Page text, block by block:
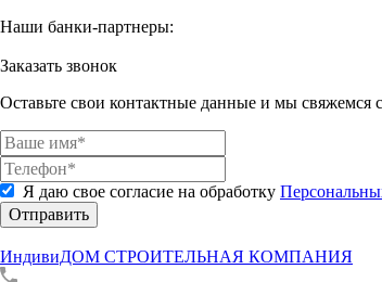
Наши банки-партнеры:
Заказать звонок
Оставьте свои контактные данные и мы свяжемся
Я даю свое согласие на обработку
Отправить
ИндивиДОМ СТРОИТЕЛЬНАЯ КОМПАНИЯ